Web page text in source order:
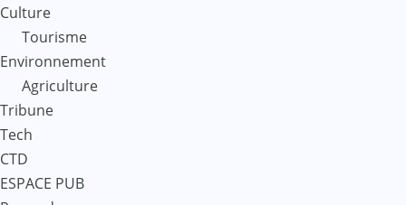
Culture
Tourisme
Environnement
Agriculture
Tribune
Tech
CTD
ESPACE PUB